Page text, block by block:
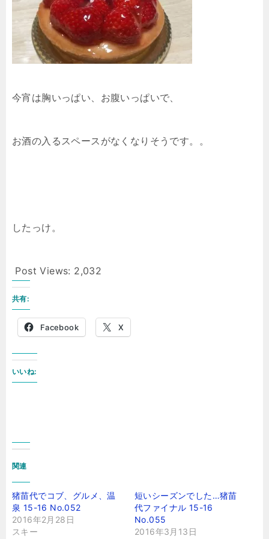
今宵は胸いっぱい、お腹いっぱいで、
お酒の入るスペースがなくなりそうです。。
したっけ。
Post Views: 2,032
共有:
Facebook X
いいね:
関連
猪苗代でコブ、グルメ、温
泉 15-16 No.052
2016年2月28日
スキー
短いシーズンでした…猪苗
代ファイナル 15-16
No.055
2016年3月13日